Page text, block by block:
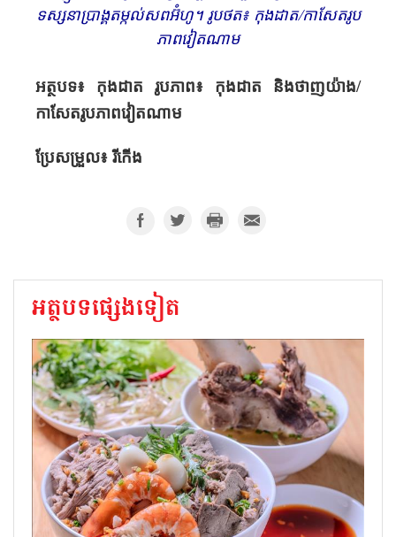
ទស្សនាប្រាង្គតម្កល់សព​អ៊ំ​ហូ។ រូបថត៖ កុង​ដាត/កាសែតរូប
ភាពវៀតណាម​
អត្ថបទ៖ កុងដាត រូបភាព៖ កុងដាត និង​ថាញយ៉ាង/
កាសែតរូបភាពវៀតណាម​
ប្រែសម្រួល៖ រីកើង​